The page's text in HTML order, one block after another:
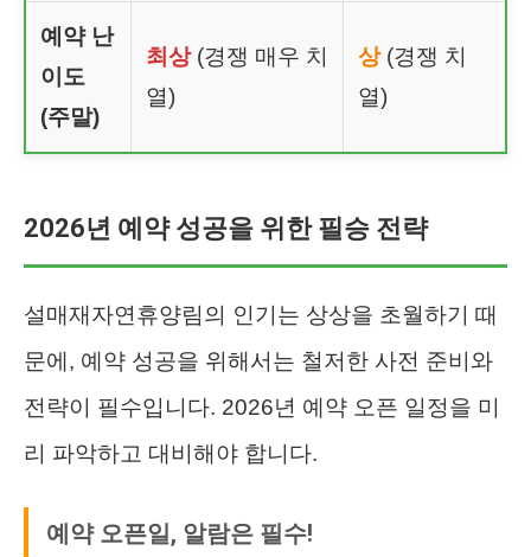
예약 난
이도
(주말)
최상(경쟁 매우 치
열)
상(경쟁 치
열)
2026년 예약 성공을 위한 필승 전략
설매재자연휴양림의 인기는 상상을 초월하기 때
문에, 예약 성공을 위해서는 철저한 사전 준비와
전략이 필수입니다. 2026년 예약 오픈 일정을 미
리 파악하고 대비해야 합니다.
예약 오픈일, 알람은 필수!